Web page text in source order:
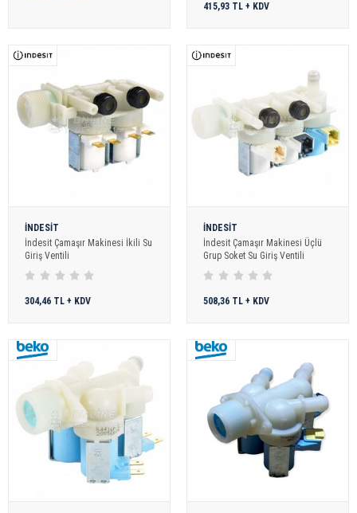
415,93 TL + KDV
İNDESİT
İndesit Çamaşır Makinesi İkili Su
Giriş Ventili
304,46 TL + KDV
İNDESİT
İndesit Çamaşır Makinesi Üçlü
Grup Soket Su Giriş Ventili
508,36 TL + KDV